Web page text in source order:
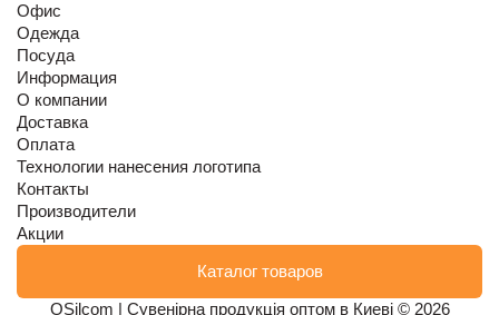
Офис
Одежда
Посуда
Информация
О компании
Доставка
Оплата
Технологии нанесения логотипа
Контакты
Производители
Акции
Каталог товаров
OSilcom | Сувенірна продукція оптом в Киеві © 2026